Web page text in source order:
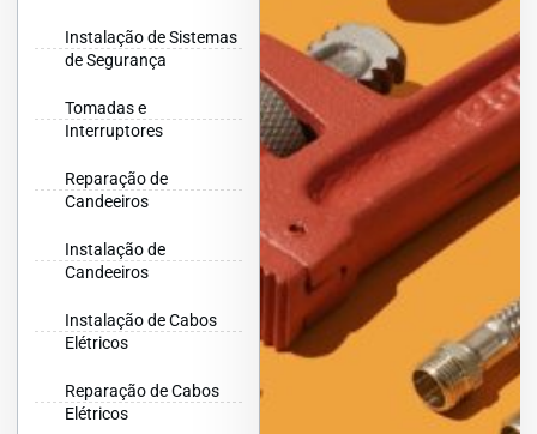
Instalação de Sistemas
de Segurança
Tomadas e
Interruptores
Reparação de
Candeeiros
Instalação de
Candeeiros
Instalação de Cabos
Elétricos
Reparação de Cabos
Elétricos